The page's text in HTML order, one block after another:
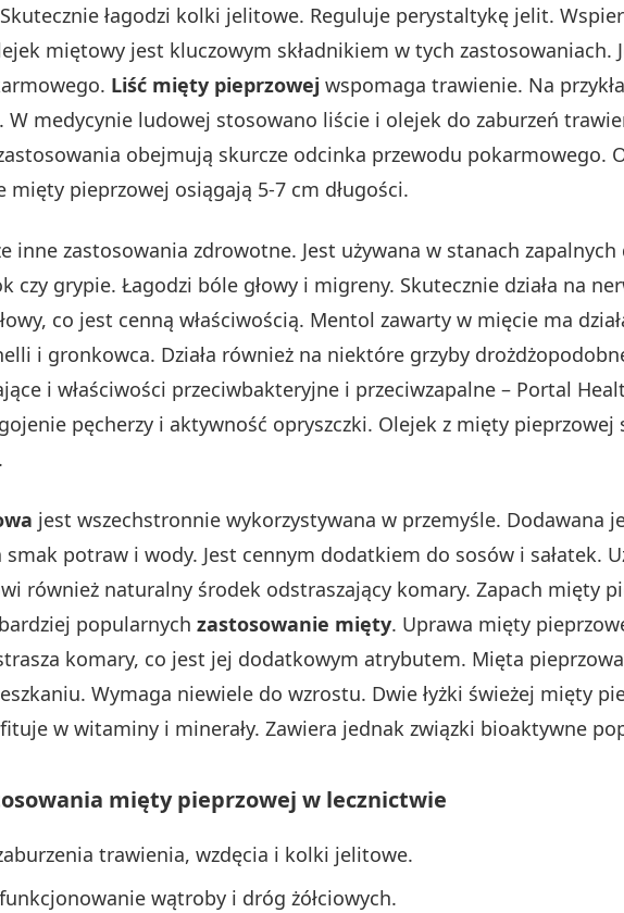
łagodzi kolki jelitowe. Reguluje perystaltykę jelit.
miętowy jest kluczowym składnikiem w tych zastosowaniach.
Liść mięty pieprzowej wspomaga trawienie. Na
W medycynie ludowej stosowano liście i olejek do zaburzeń
obejmują skurcze odcinka przewodu pokarmowego.
mięty pieprzowej osiągają 5-7 cm długości.
inne zastosowania zdrowotne. Jest używana w stanach
czy grypie. Łagodzi bóle głowy i migreny. Skutecznie działa na
co jest cenną właściwością. Mentol zawarty w mięcie ma
i gronkowca. Działa również na niektóre grzyby
i właściwości przeciwbakteryjne i przeciwzapalne – Portal
pęcherzy i aktywność opryszczki. Olejek z mięty
jest wszechstronnie wykorzystywana w przemyśle. Dodawana
smak potraw i wody. Jest cennym dodatkiem do sosów i sałatek.
również naturalny środek odstraszający komary. Zapach mięty
popularnych zastosowanie mięty. Uprawa mięty
komary, co jest jej dodatkowym atrybutem. Mięta
Wymaga niewiele do wzrostu. Dwie łyżki świeżej mięty
w witaminy i minerały. Zawiera jednak związki bioaktywne
mięty pieprzowej w lecznictwie
trawienia, wzdęcia i kolki jelitowe.
wątroby i dróg żółciowych.